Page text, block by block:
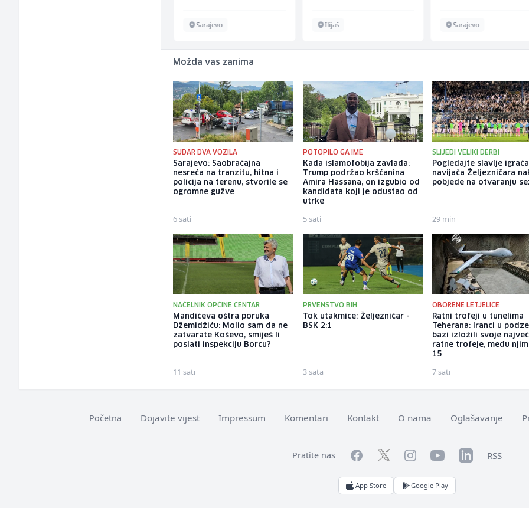
Sarajevo Ilijaš Sarajevo
Možda vas zanima
SUDAR DVA VOZILA
Sarajevo: Saobraćajna
nesreća na tranzitu, hitna i
policija na terenu, stvorile se
ogromne gužve
6 sati
POTOPILO GA IME
Kada islamofobija zavlada:
Trump podržao kršćanina
Amira Hassana, on izgubio od
kandidata koji je odustao od
utrke
5 sati
SLIJEDI VELIKI DERBI
Pogledajte slavlje
navijača Željezničara
pobjede na otvaranju
29 min
NAČELNIK OPĆINE CENTAR
Mandićeva oštra poruka
Džemidžiću: Molio sam da ne
zatvarate Koševo, smiješ li
poslati inspekciju Borcu?
11 sati
PRVENSTVO BIH
Tok utakmice: Željezničar -
BSK 2:1
3 sata
OBORENE LETJELICE
Ratni trofeji u tunelima
Teherana: Iranci u
bazi izložili svoje
ratne trofeje, među
15
7 sati
Početna Dojavite vijest Impressum Komentari Kontakt O nama Oglašavanje
Pratite nas FacebookTwitterInstagramYouTubeLinkedInRSS
App Store Google Play